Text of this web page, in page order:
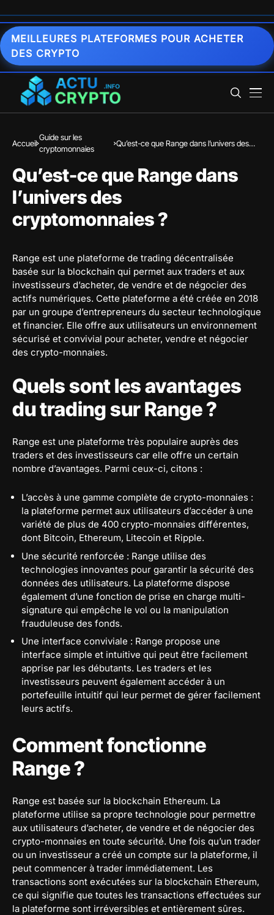
MEILLEURES PLATEFORMES POUR ACHETER
DES CRYPTO
Accueil
Guide sur les
cryptomonnaies
Qu’est-ce que Range dans l’univers des
Qu’est-ce que Range dans
l’univers des
cryptomonnaies ?
Range est une plateforme de trading décentralisée
basée sur la blockchain qui permet aux traders et aux
investisseurs d’acheter, de vendre et de négocier des
actifs numériques. Cette plateforme a été créée en 2018
par un groupe d’entrepreneurs du secteur technologique
et financier. Elle offre aux utilisateurs un environnement
sécurisé et convivial pour acheter, vendre et négocier
des crypto-monnaies.
Quels sont les avantages
du trading sur Range ?
Range est une plateforme très populaire auprès des
traders et des investisseurs car elle offre un certain
nombre d’avantages. Parmi ceux-ci, citons :
L’accès à une gamme complète de crypto-monnaies :
la plateforme permet aux utilisateurs d’accéder à une
variété de plus de 400 crypto-monnaies différentes,
dont Bitcoin, Ethereum, Litecoin et Ripple.
Une sécurité renforcée : Range utilise des
technologies innovantes pour garantir la sécurité des
données des utilisateurs. La plateforme dispose
également d’une fonction de prise en charge multi-
signature qui empêche le vol ou la manipulation
frauduleuse des fonds.
Une interface conviviale : Range propose une
interface simple et intuitive qui peut être facilement
apprise par les débutants. Les traders et les
investisseurs peuvent également accéder à un
portefeuille intuitif qui leur permet de gérer facilement
leurs actifs.
Comment fonctionne
Range ?
Range est basée sur la blockchain Ethereum. La
plateforme utilise sa propre technologie pour permettre
aux utilisateurs d’acheter, de vendre et de négocier des
crypto-monnaies en toute sécurité. Une fois qu’un trader
ou un investisseur a créé un compte sur la plateforme, il
peut commencer à trader immédiatement. Les
transactions sont exécutées sur la blockchain Ethereum,
ce qui signifie que toutes les transactions effectuées sur
la plateforme sont irréversibles et entièrement sûres.